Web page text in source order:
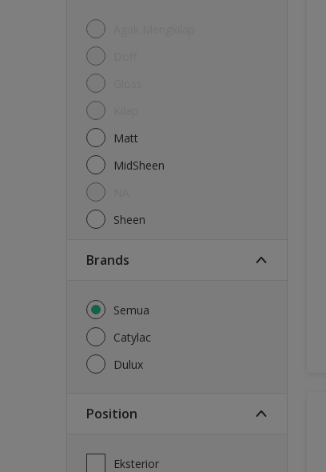
Matt
MidSheen
Sheen
brands
Semua
Catylac
Dulux
Position
Eksterior